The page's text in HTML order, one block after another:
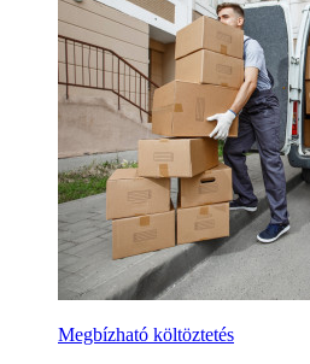
Megbízható költöztetés